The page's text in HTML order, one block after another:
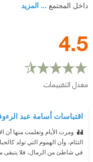
داخل المجتمع ... المزيد
4.5
معدل التقييمات
اقتباسات أسامة عبد
ومرت الأيام وتعلمت منها أن
التئام، وأن الهموم التي تولد
في شاطئ من الرمال، فلا يتبقى